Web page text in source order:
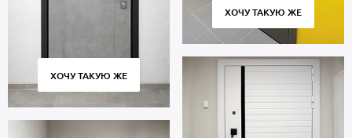
ХОЧУ ТАКУЮ ЖЕ
ХОЧУ ТАКУЮ ЖЕ